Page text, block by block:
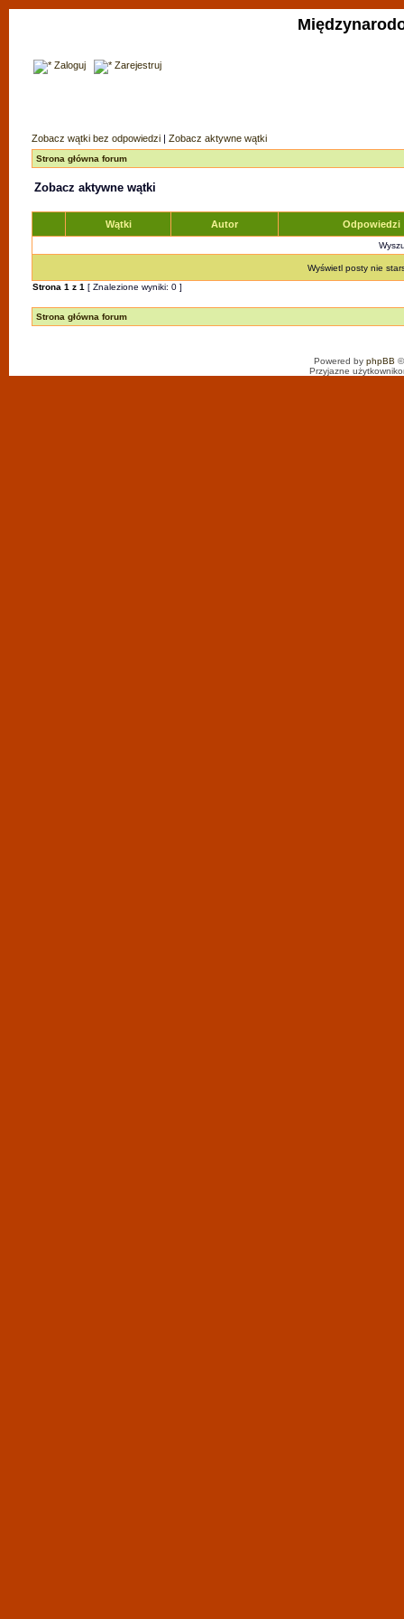
Zaloguj Zarejestruj
Zobacz wątki bez odpowiedzi | Zobacz aktywne wątki
Strona główna forum
Zobacz aktywne wątki
Wątki Autor Odpowiedzi
Wyświetl posty nie
Strona 1 z 1 [ Znalezione wyniki: 0 ]
Strona główna forum
Powered by phpBB
Przyjazne